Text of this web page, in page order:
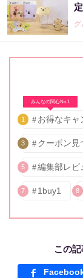
グ
みんなの関心No.1
1 お得なキャ
3 クーポン見
5 編集部レビ
7 1buy1 8
この